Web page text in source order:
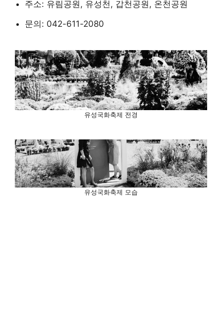
주소: 유림공원, 유성천, 갑천공원, 온천공원
문의: 042-611-2080
유성국화축제 전경
유성국화축제 모습